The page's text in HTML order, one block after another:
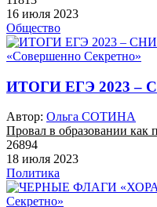
16 июля 2023
Общество
ИТОГИ ЕГЭ 2023
Автор: Ольга СОТИНА
Провал в образовании как
26894
18 июля 2023
Политика